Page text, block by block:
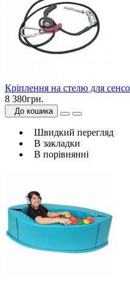
Кріплення на стелю для
8 380грн.
До кошика
Швидкий перегляд
В закладки
В порівнянні